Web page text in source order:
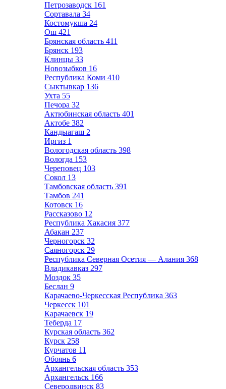
Петрозаводск 161
Сортавала 34
Костомукша 24
Ош 421
Брянская область 411
Брянск 193
Клинцы 33
Новозыбков 16
Республика Коми 410
Сыктывкар 136
Ухта 55
Печора 32
Актюбинская область 401
Актобе 382
Кандыагаш 2
Иргиз 1
Вологодская область 398
Вологда 153
Череповец 103
Сокол 13
Тамбовская область 391
Тамбов 241
Котовск 16
Рассказово 12
Республика Хакасия 377
Абакан 237
Черногорск 32
Саяногорск 29
Республика Северная Осетия — Алания 368
Владикавказ 297
Моздок 35
Беслан 9
Карачаево-Черкесская Республика 363
Черкесск 101
Карачаевск 19
Теберда 17
Курская область 362
Курск 258
Курчатов 11
Обоянь 6
Архангельская область 353
Архангельск 166
Северодвинск 83